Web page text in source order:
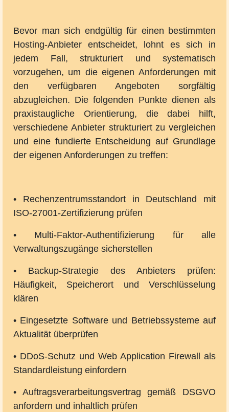
Bevor man sich endgültig für einen bestimmten
Hosting-Anbieter entscheidet, lohnt es sich in
jedem Fall, strukturiert und systematisch
vorzugehen, um die eigenen Anforderungen mit
den verfügbaren Angeboten sorgfältig
abzugleichen. Die folgenden Punkte dienen als
praxistaugliche Orientierung, die dabei hilft,
verschiedene Anbieter strukturiert zu vergleichen
und eine fundierte Entscheidung auf Grundlage
der eigenen Anforderungen zu treffen:
• Rechenzentrumsstandort in Deutschland mit
ISO-27001-Zertifizierung prüfen
• Multi-Faktor-Authentifizierung für alle
Verwaltungszugänge sicherstellen
• Backup-Strategie des Anbieters prüfen:
Häufigkeit, Speicherort und Verschlüsselung
klären
• Eingesetzte Software und Betriebssysteme auf
Aktualität überprüfen
• DDoS-Schutz und Web Application Firewall als
Standardleistung einfordern
• Auftragsverarbeitungsvertrag gemäß DSGVO
anfordern und inhaltlich prüfen